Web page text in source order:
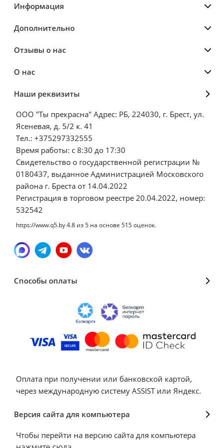
Информация
Дополнительно
Отзывы о нас
О нас
Наши реквизиты
ООО "Ты прекрасна" Адрес: РБ, 224030, г. Брест, ул.
Ясеневая, д. 5/2 к. 41
Тел.: +375297332555
Время работы: с 8:30 до 17:30
Свидетельство о государственной регистрации №
0180437, выданное Администрацией Московского
района г. Бреста от 14.04.2022
Регистрация в торговом реестре 20.04.2022, номер:
532542
https://www.q5.by4.8 из5 на основе 515оценок.
Способы оплаты
Оплата при получении или банковской картой,
через международную систему ASSIST или Яндекс.
Версия сайта для компьютера
Чтобы перейти на версию сайта для компьютера